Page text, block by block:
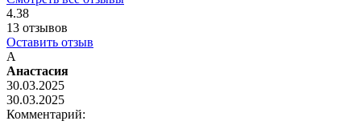
4.38
13 отзывов
Оставить отзыв
А
Анастасия
30.03.2025
30.03.2025
Комментарий: